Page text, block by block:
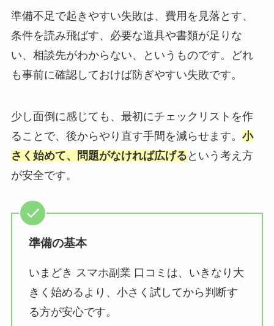
準備不足で起きやすい失敗は、費用を見落とす、
条件を読み飛ばす、必要な道具や書類が足りな
い、相談先がわからない、というものです。どれ
も事前に確認しておけば防ぎやすい失敗です。
少し面倒に感じても、最初にチェックリストを作
ることで、後からやり直す手間を減らせます。 小
さく始めて、問題がなければ広げる という考え方
が安全です。
準備の基本
いまどき スマホ副業 口コミは、いきなり大
きく始めるより、小さく試してから判断す
る方が安心です。